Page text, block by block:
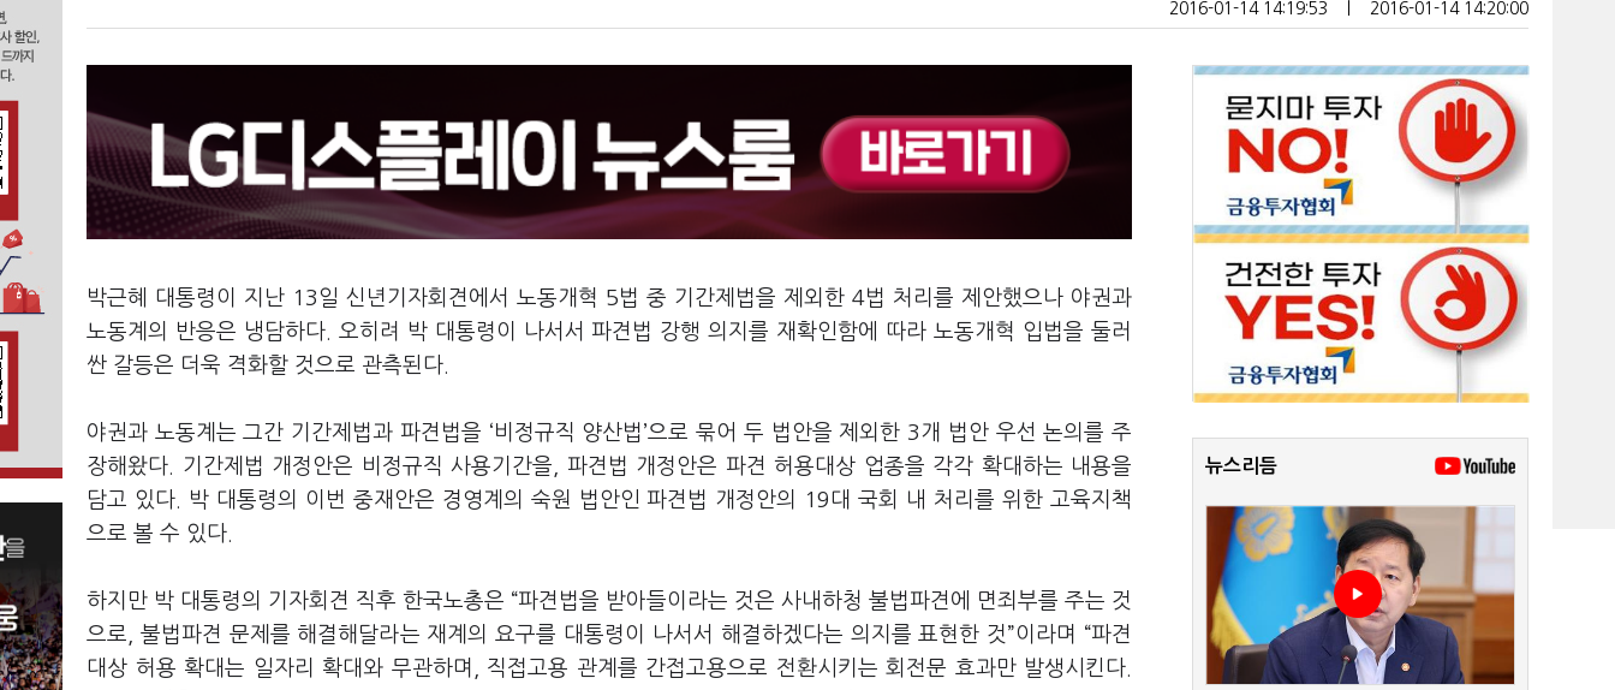
2016-01-14 14:19:53 2016-01-14 14:20:00
박근혜 대통령이 지난 13일 신년기자회견에서 노동개혁 5법 중 기간제법을 제외한 4법 처리를 제안했으나 야권과
노동계의 반응은 냉담하다. 오히려 박 대통령이 나서서 파견법 강행 의지를 재확인함에 따라 노동개혁 입법을 둘러
싼 갈등은 더욱 격화할 것으로 관측된다.
야권과 노동계는 그간 기간제법과 파견법을 ‘비정규직 양산법’으로 묶어 두 법안을 제외한 3개 법안 우선 논의를 주
장해왔다. 기간제법 개정안은 비정규직 사용기간을, 파견법 개정안은 파견 허용대상 업종을 각각 확대하는 내용을
담고 있다. 박 대통령의 이번 중재안은 경영계의 숙원 법안인 파견법 개정안의 19대 국회 내 처리를 위한 고육지책
으로 볼 수 있다.
하지만 박 대통령의 기자회견 직후 한국노총은 “파견법을 받아들이라는 것은 사내하청 불법파견에 면죄부를 주는 것
으로, 불법파견 문제를 해결해달라는 재계의 요구를 대통령이 나서서 해결하겠다는 의지를 표현한 것”이라며 “파견
대상 허용 확대는 일자리 확대와 무관하며, 직접고용 관계를 간접고용으로 전환시키는 회전문 효과만 발생시킨다.
뉴스리듬